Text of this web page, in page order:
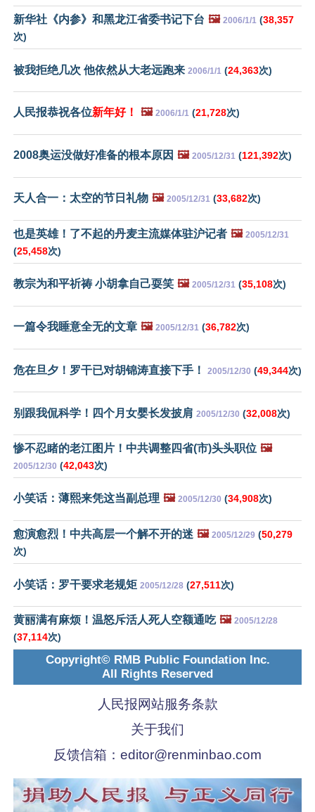
新华社《内参》和黑龙江省委书记下台 🖼️ 2006/1/1 (38,357
次)
被我拒绝几次 他依然从大老远跑来 2006/1/1 (24,363次)
人民报恭祝各位新年好！ 🖼️ 2006/1/1 (21,728次)
2008奥运没做好准备的根本原因 🖼️ 2005/12/31 (121,392次)
天人合一：太空的节日礼物 🖼️ 2005/12/31 (33,682次)
也是英雄！了不起的丹麦主流媒体驻沪记者 🖼️ 2005/12/31
(25,458次)
教宗为和平祈祷 小胡拿自己耍笑 🖼️ 2005/12/31 (35,108次)
一篇令我睡意全无的文章 🖼️ 2005/12/31 (36,782次)
危在旦夕！罗干已对胡锦涛直接下手！ 2005/12/30 (49,344次)
别跟我侃科学！四个月女婴长发披肩 2005/12/30 (32,008次)
惨不忍睹的老江图片！中共调整四省(市)头头职位 🖼️
2005/12/30 (42,043次)
小笑话：薄熙来凭这当副总理 🖼️ 2005/12/30 (34,908次)
愈演愈烈！中共高层一个解不开的迷 🖼️ 2005/12/29 (50,279
次)
小笑话：罗干要求老规矩 2005/12/28 (27,511次)
黄丽满有麻烦！温怒斥活人死人空额通吃 🖼️ 2005/12/28
(37,114次)
Copyright© RMB Public Foundation Inc.
All Rights Reserved
人民报网站服务条款
关于我们
反馈信箱： editor@renminbao.com